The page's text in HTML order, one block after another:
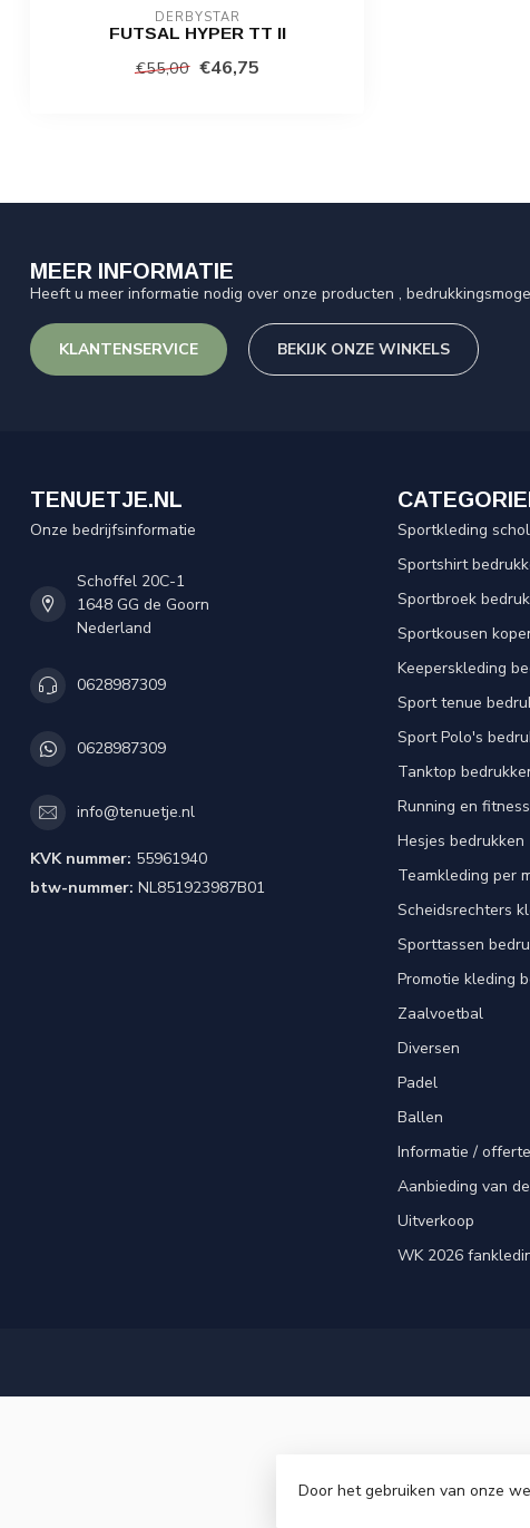
DERBYSTAR
FUTSAL HYPER TT II
€55,00 €46,75
MEER INFORMATIE
Heeft u meer informatie nodig over onze producten ,
KLANTENSERVICE BEKIJK ONZE WINKELS
TENUETJE.NL
Onze bedrijfsinformatie
Schoffel 20C-1
1648 GG de Goorn
Nederland
0628987309
0628987309
info@tenuetje.nl
KVK nummer: 55961940
btw-nummer: NL851923987B01
Sportkleding
Sportshirt
Sportbroek
Sportkousen
Keeperskleding
Sport tenue
Sport Polo's
Tanktop
Running en
Hesjes bedrukken
Teamkleding per
Scheidsrechters
Sporttassen
Promotie kleding
Zaalvoetbal
Diversen
Padel
Ballen
Informatie / offerte
Aanbieding van
Uitverkoop
WK 2026
Door het gebruiken van onze